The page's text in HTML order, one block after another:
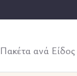
Πακέτα ανά Είδος